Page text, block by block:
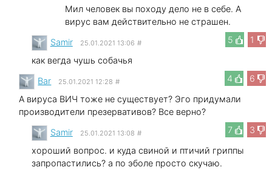
Мил человек вы походу дело не в себе. А
вирус вам действительно не страшен.
5
1
Samir 25.01.2021 13:06 #
как вегда чушь собачья
4
6
Bar 25.01.2021 12:28 #
А вируса ВИЧ тоже не существует? Эго придумали
производители презервативов? Все верно?
7
3
Samir 25.01.2021 13:08 #
хороший вопрос. и куда свиной и птичий гриппы
запропастились? а по эболе просто скучаю.